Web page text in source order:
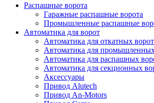
Распашные ворота
Гаражные распашные ворота
Промышленные распашные
Автоматика для ворот
Автоматика для откатных ворот
Автоматика для
Автоматика для распашных
Автоматика для секционных
Аксессуары
Привод Alutech
Привод An-Motors